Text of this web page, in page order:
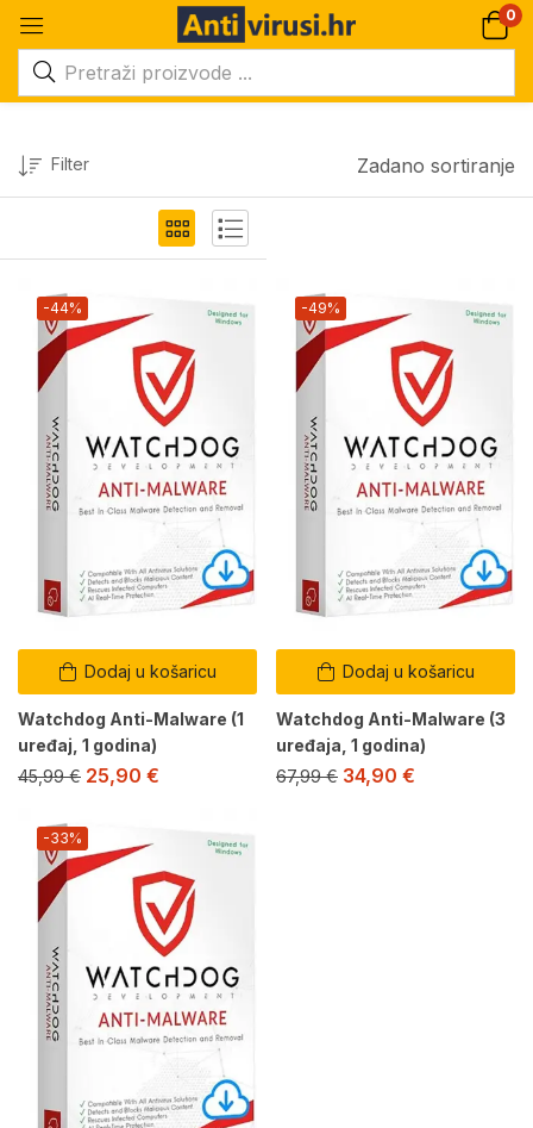
0
Filter Zadano sortiranje
Dodaj u košaricu
-44%
Watchdog Anti-Malware (1
uređaj, 1 godina)
45,99€ 25,90 €
Dodaj u košaricu
-49%
Watchdog Anti-Malware (3
uređaja, 1 godina)
67,99€ 34,90 €
-33%